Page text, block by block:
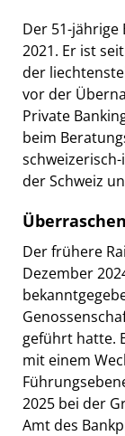
Der 51-jährige
2021. Er ist
der
vor der
Private
beim
der Schweiz
Der frühere
Dezember
geführt hatte.
mit einem
2025 bei der
Amt des